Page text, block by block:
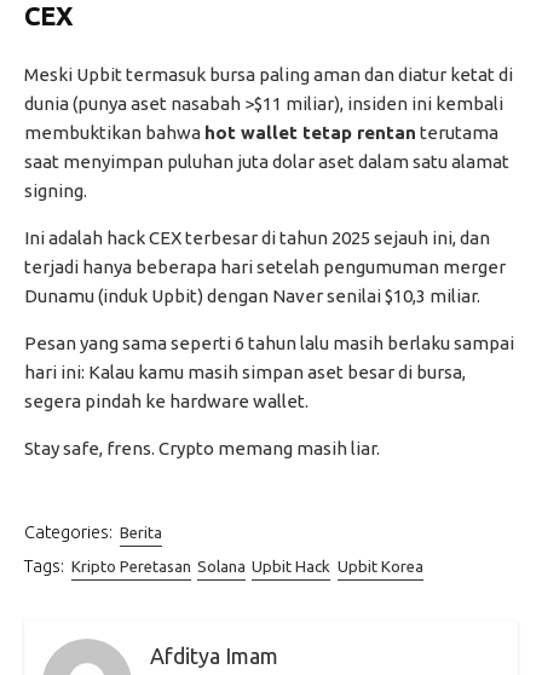
CEX
Meski Upbit termasuk bursa paling aman dan diatur ketat di
dunia (punya aset nasabah >$11 miliar), insiden ini kembali
membuktikan bahwa hot wallet tetap rentan terutama
saat menyimpan puluhan juta dolar aset dalam satu alamat
signing.
Ini adalah hack CEX terbesar di tahun 2025 sejauh ini, dan
terjadi hanya beberapa hari setelah pengumuman merger
Dunamu (induk Upbit) dengan Naver senilai $10,3 miliar.
Pesan yang sama seperti 6 tahun lalu masih berlaku sampai
hari ini: Kalau kamu masih simpan aset besar di bursa,
segera pindah ke hardware wallet.
Stay safe, frens. Crypto memang masih liar.
Categories: Berita
Tags: Kripto Peretasan Solana Upbit Hack Upbit Korea
Afditya Imam